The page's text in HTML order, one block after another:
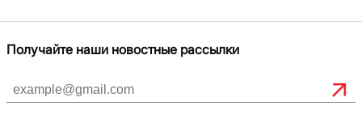
Получайте наши новостные рассылки